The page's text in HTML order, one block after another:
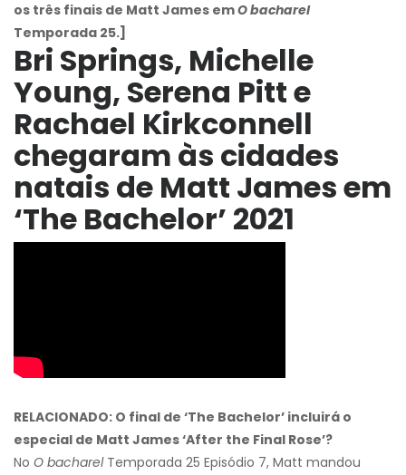
os três finais de Matt James emO bacharel
Temporada 25.]
Bri Springs, Michelle
Young, Serena Pitt e
Rachael Kirkconnell
chegaram às cidades
natais de Matt James em
‘The Bachelor’ 2021
RELACIONADO: O final de ‘The Bachelor’ incluirá o
especial de Matt James ‘After the Final Rose’?
No O bacharelTemporada 25 Episódio 7, Matt mandou